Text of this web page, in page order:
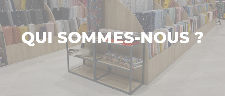
QUI SOMMES-NOUS ?